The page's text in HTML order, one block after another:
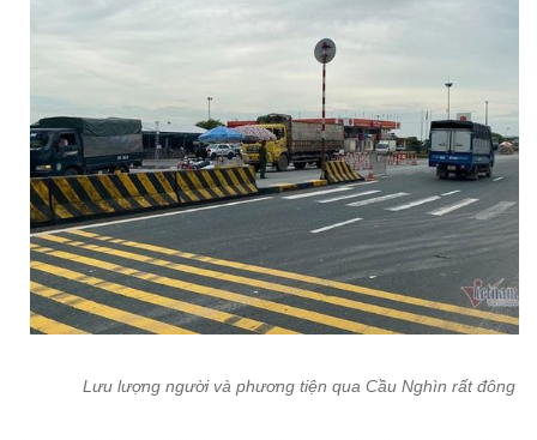
Lưu lượng người và phương tiện qua Cầu Nghìn rất đông